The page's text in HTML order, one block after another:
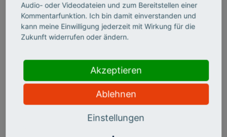
denken
Wie man mit kleinen Stellschrauben viel bewirken kann, hat
der Stifterverband mit seiner Jubiläumsinitiative „Wirkung
ganz neu gedacht.
Audio- oder Videodateien und zum Bereitstellen einer
Kommentarfunktion. Ich bin damit einverstanden und
kann meine Einwilligung jederzeit mit Wirkung für die
Zukunft widerrufen oder ändern.
Akzeptieren
Ablehnen
Einstellungen